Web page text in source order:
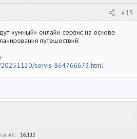
#15
«умный» онлайн-сервис на основе
путешествий:
servis-864766673.html
16,113